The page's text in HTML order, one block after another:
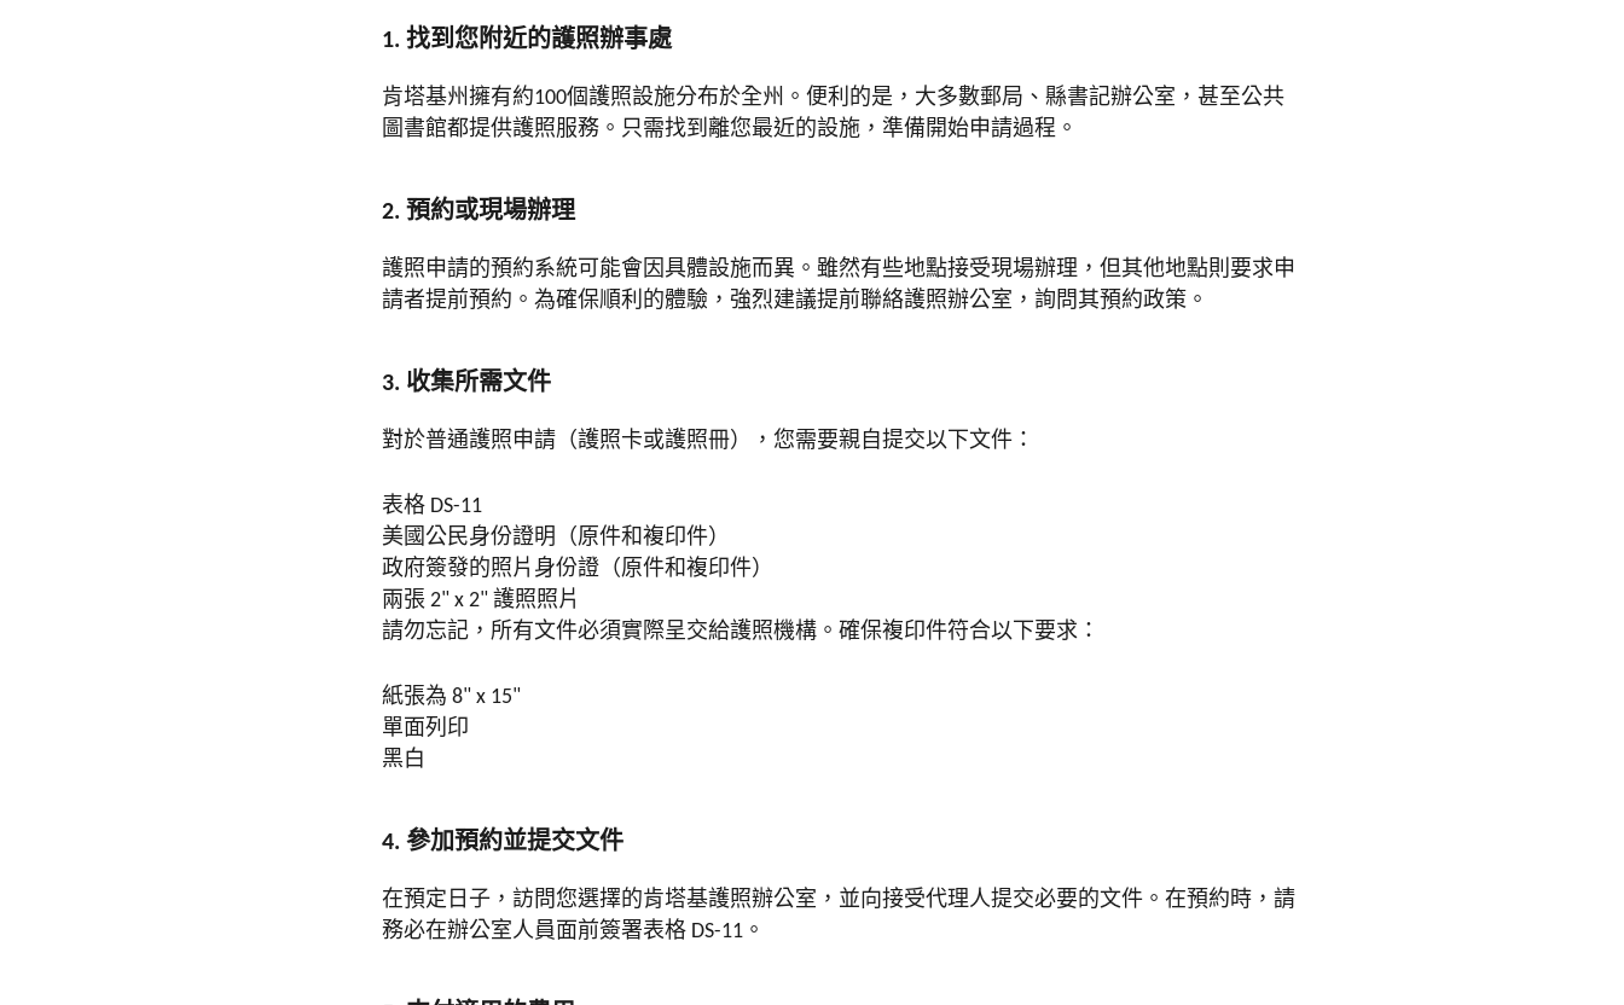
1. 找到您附近的護照辦事處
肯塔基州擁有約100個護照設施分布於全州。便利的是，大多數郵局、縣書記辦公室，甚至公共
圖書館都提供護照服務。只需找到離您最近的設施，準備開始申請過程。
2. 預約或現場辦理
護照申請的預約系統可能會因具體設施而異。雖然有些地點接受現場辦理，但其他地點則要求申
請者提前預約。為確保順利的體驗，強烈建議提前聯絡護照辦公室，詢問其預約政策。
3. 收集所需文件
對於普通護照申請（護照卡或護照冊），您需要親自提交以下文件：
表格 DS-11
美國公民身份證明（原件和複印件）
政府簽發的照片身份證（原件和複印件）
兩張 2" x 2" 護照照片
請勿忘記，所有文件必須實際呈交給護照機構。確保複印件符合以下要求：
紙張為 8" x 15"
單面列印
黑白
4. 參加預約並提交文件
在預定日子，訪問您選擇的肯塔基護照辦公室，並向接受代理人提交必要的文件。在預約時，請
務必在辦公室人員面前簽署表格 DS-11。